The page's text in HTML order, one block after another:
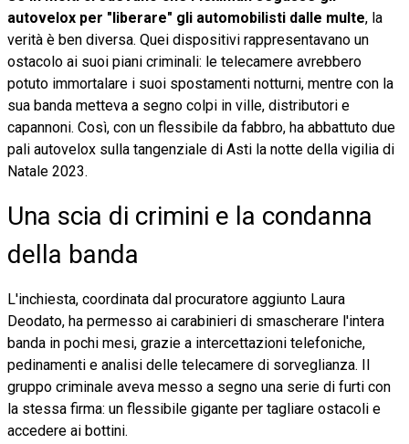
autovelox per "liberare" gli automobilisti dalle multe, la
verità è ben diversa. Quei dispositivi rappresentavano un
ostacolo ai suoi piani criminali: le telecamere avrebbero
potuto immortalare i suoi spostamenti notturni, mentre con la
sua banda metteva a segno colpi in ville, distributori e
capannoni. Così, con un flessibile da fabbro, ha abbattuto due
pali autovelox sulla tangenziale di Asti la notte della vigilia di
Natale 2023.
Una scia di crimini e la condanna
della banda
L'inchiesta, coordinata dal procuratore aggiunto Laura
Deodato, ha permesso ai carabinieri di smascherare l'intera
banda in pochi mesi, grazie a intercettazioni telefoniche,
pedinamenti e analisi delle telecamere di sorveglianza. Il
gruppo criminale aveva messo a segno una serie di furti con
la stessa firma: un flessibile gigante per tagliare ostacoli e
accedere ai bottini.